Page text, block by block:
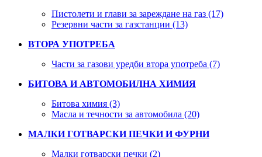
Пистолети и глави за зареждане на газ (17)
Резервни части за газстанции (13)
ВТОРА УПОТРЕБА
Части за газови уредби втора употреба (7)
БИТОВА И АВТОМОБИЛНА ХИМИЯ
Битова химия (3)
Масла и течности за автомобила (20)
МАЛКИ ГОТВАРСКИ ПЕЧКИ И ФУРНИ
Малки готварски печки (2)